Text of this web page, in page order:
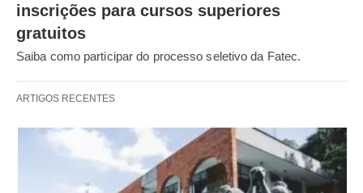
inscrições para cursos superiores
gratuitos
Saiba como participar do processo seletivo da Fatec.
ARTIGOS RECENTES